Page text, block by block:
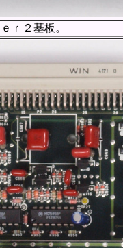
ｒ２基板。